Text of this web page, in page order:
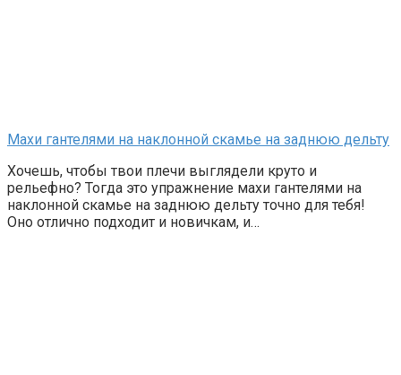
Махи гантелями на наклонной скамье на заднюю дельту
Хочешь, чтобы твои плечи выглядели круто и
рельефно? Тогда это упражнение махи гантелями на
наклонной скамье на заднюю дельту точно для тебя!
Оно отлично подходит и новичкам, и…